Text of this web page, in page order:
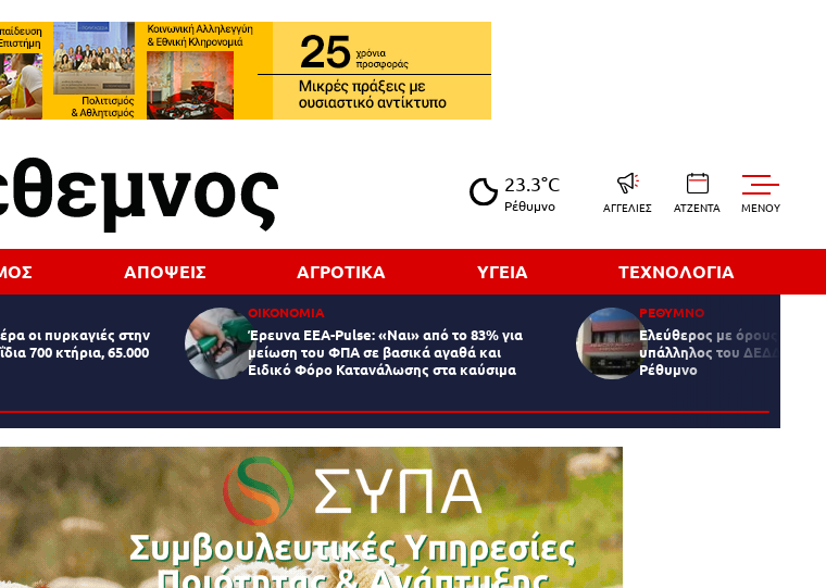
23.3°C
Ρέθυμνο ΑΓΓΕΛΙΕΣ ΑΤΖΕΝΤΑ
ΑΠΟΨΕΙΣ ΑΓΡΟΤΙΚΑ ΥΓΕΙΑ ΤΕΧΝΟΛΟΓΙΑ
οι πυρκαγιές στην
700 κτήρια, 65.000
ΟΙΚΟΝΟΜΙΑ
Έρευνα ΕΕΑ-Pulse: «Ναι» από το 83% για
μείωση του ΦΠΑ σε βασικά αγαθά και
Ειδικό Φόρο Κατανάλωσης στα καύσιμα
ΡΕΘΥΜΝΟ
Ελεύθερος με όρους ο
υπάλληλος του ΔΕΔΔΗΕ
Ρέθυμνο
MENOY
Ράλλης